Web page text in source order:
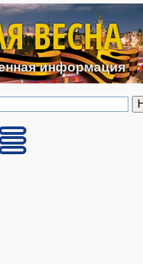
Перейти к основному
ВЕСНА
информация